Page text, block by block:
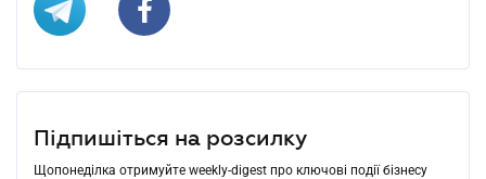
Підпишіться на розсилку
Щопонеділка отримуйте weekly-digest про ключові події бізнесу